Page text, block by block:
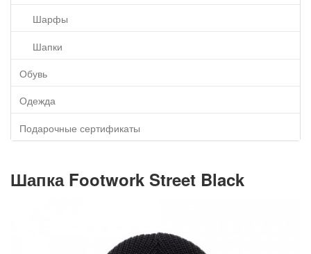
Шарфы
Шапки
Обувь
Одежда
Подарочные сертификаты
Шапка Footwork Street Black